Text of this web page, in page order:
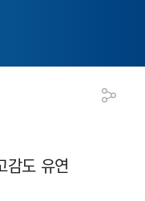
감도 유연